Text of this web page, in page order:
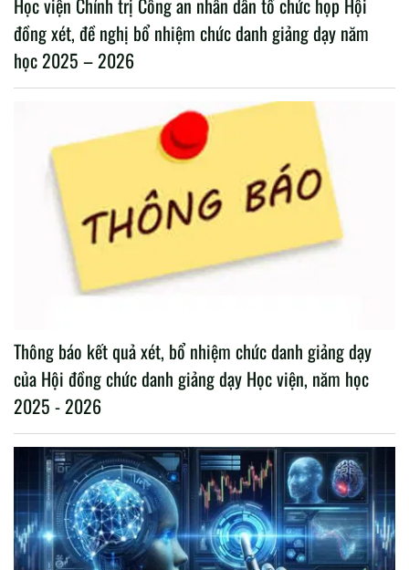
Học viện Chính trị Công an nhân dân tổ chức họp Hội
đồng xét, đề nghị bổ nhiệm chức danh giảng dạy năm
học 2025 – 2026
Thông báo kết quả xét, bổ nhiệm chức danh giảng dạy
của Hội đồng chức danh giảng dạy Học viện, năm học
2025 - 2026